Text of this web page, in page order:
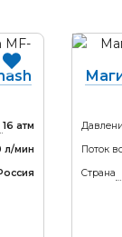
16 атм
л/мин
Поток
Страна